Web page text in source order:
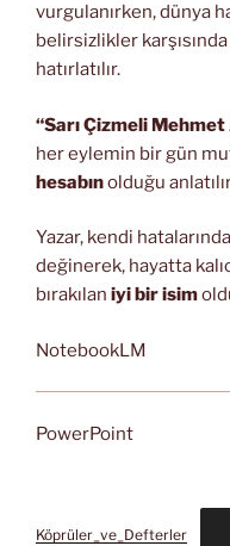
vurgulanırken, dünya
belirsizlikler
hatırlatılır.
“Sarı Çizmeli Mehmet
her eylemin bir gün
hesabınolduğu
Yazar, kendi
değinerek, hayatta
bırakılan iyi bir isim
NotebookLM
PowerPoint
Köprüler_ve_Defterler